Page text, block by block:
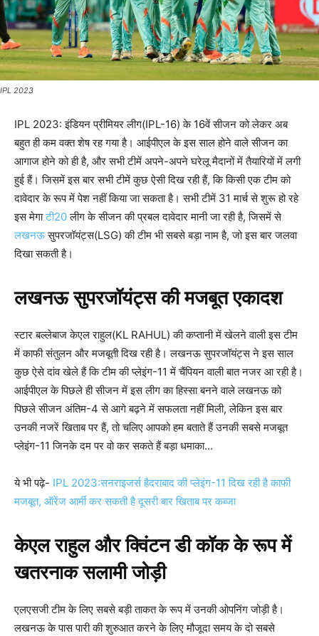
IPL 2023
IPL 2023: इंडियन प्रीमियर लीग(IPL-16) के 16वें सीजन को लेकर अब
बहुत ही कम वक्त शेष रह गया है। आईपीएल के इस साल होने वाले सीजन का
आगाज होने को ही है, और सभी टीमें अपने-अपने घरेलू मैदानों में तैयारियों में लगी
हुई हैं। जिसमें इस बार सभी टीमें कुछ ऐसी दिख रही हैं, कि किसी एक टीम को
दावेदार के रूप में पेश नहीं किया जा सकता है। सभी टीमें 31 मार्च से शुरू हो रहे
इस मेगाटी20लीग के सीजन की प्रबल दावेदार मानी जा रही है, जिसमें से
लखनऊसुपरजॉयंट्स(LSG) की टीम भी सबसे बड़ा नाम है, जो इस बार जलवा
दिखा सकती है।
लखनऊ सुपरजॉयंट्स की मजबूत एकादश
स्टार बल्लेबाज केएल राहुल(KL RAHUL) की कप्तानी में खेलने वाली इस टीम
में काफी संतुलन और मजबूती दिख रही है। लखनऊ सुपरजॉयंट्स ने इस साल
कुछ ऐसे दांव खेले हैं कि टीम की प्लेइंग-11 में चैंपियन वाली बात नजर आ रही है।
आईपीएल के पिछले ही सीजन में इस लीग का हिस्सा बनने वाले लखनऊ को
पिछले सीजन अंतिम-4 से आगे बढ़ने में सफलता नहीं मिली, लेकिन इस बार
उनकी नजरें खिताब पर हैं, तो चलिए आपको हम बताते हैं उनकी सबसे मजबूत
प्लेइंग-11 जिनके दम पर वो कर सकते हैं बड़ा धमाका…
ये भी पढ़े- IPL 2023:सनराइजर्स हैदराबाद की प्लेइंग-11 दिख रही है काफी
मजबूत, ऑरेंज आर्मी कर सकती है दूसरी बार खिताब पर कब्जा
केएल राहुल और क्विंटन डी कॉक के रूप में
खतरनाक सलामी जोड़ी
एलएसजी टीम के लिए सबसे बड़ी ताकत के रूप में उनकी ओपनिंग जोड़ी है।
लखनऊ के पास पारी की शुरुआत करने के लिए मौजूदा समय के दो सबसे